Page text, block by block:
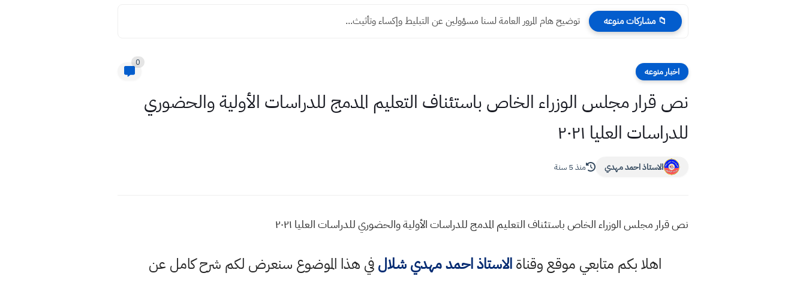
📁 مشاركات منوعه توضيح هام المرور العامة لسنا مسؤولين عن التبليط وإكساء وتأثيث...
اخبار منوعه
0
نص قرار مجلس الوزراء الخاص باستئناف التعليم المدمج للدراسات الأولية والحضوري
للدراسات العليا ٢٠٢١
الاستاذ احمد مهدي منذ 5 سنة
نص قرار مجلس الوزراء الخاص باستئناف التعليم المدمج للدراسات الأولية والحضوري للدراسات العليا ٢٠٢١
اهلا بكم متابعي موقع وقناةالاستاذ احمد مهدي شلالفي هذا الموضوع سنعرض لكم شرح كامل عن